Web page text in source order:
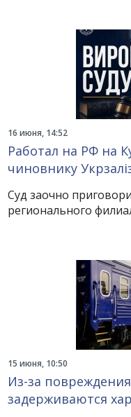
16 июня, 14:52
Работал на РФ на
чиновнику
Суд заочно
регионального
15 июня, 10:50
Из-за
задерживаются